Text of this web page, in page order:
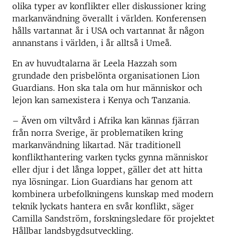
olika typer av konflikter eller diskussioner kring
markanvändning överallt i världen. Konferensen
hålls vartannat år i USA och vartannat år någon
annanstans i världen, i år alltså i Umeå.
En av huvudtalarna är Leela Hazzah som
grundade den prisbelönta organisationen Lion
Guardians. Hon ska tala om hur människor och
lejon kan samexistera i Kenya och Tanzania.
– Även om viltvård i Afrika kan kännas fjärran
från norra Sverige, är problematiken kring
markanvändning likartad. När traditionell
konflikthantering varken tycks gynna människor
eller djur i det långa loppet, gäller det att hitta
nya lösningar. Lion Guardians har genom att
kombinera urbefolkningens kunskap med modern
teknik lyckats hantera en svår konflikt, säger
Camilla Sandström, forskningsledare för projektet
Hållbar landsbygdsutveckling.